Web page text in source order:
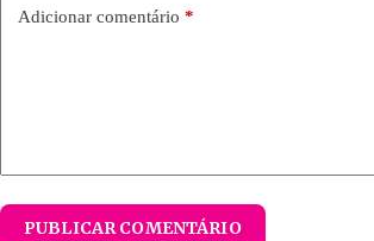
Adicionar comentário *
PUBLICAR COMENTÁRIO